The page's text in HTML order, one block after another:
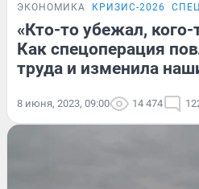
ЭКОНОМИКА КРИЗИС-2026
«Кто-то убежал, кого-
Как спецоперация
труда и изменила
8 июня, 2023, 09:00 14 474